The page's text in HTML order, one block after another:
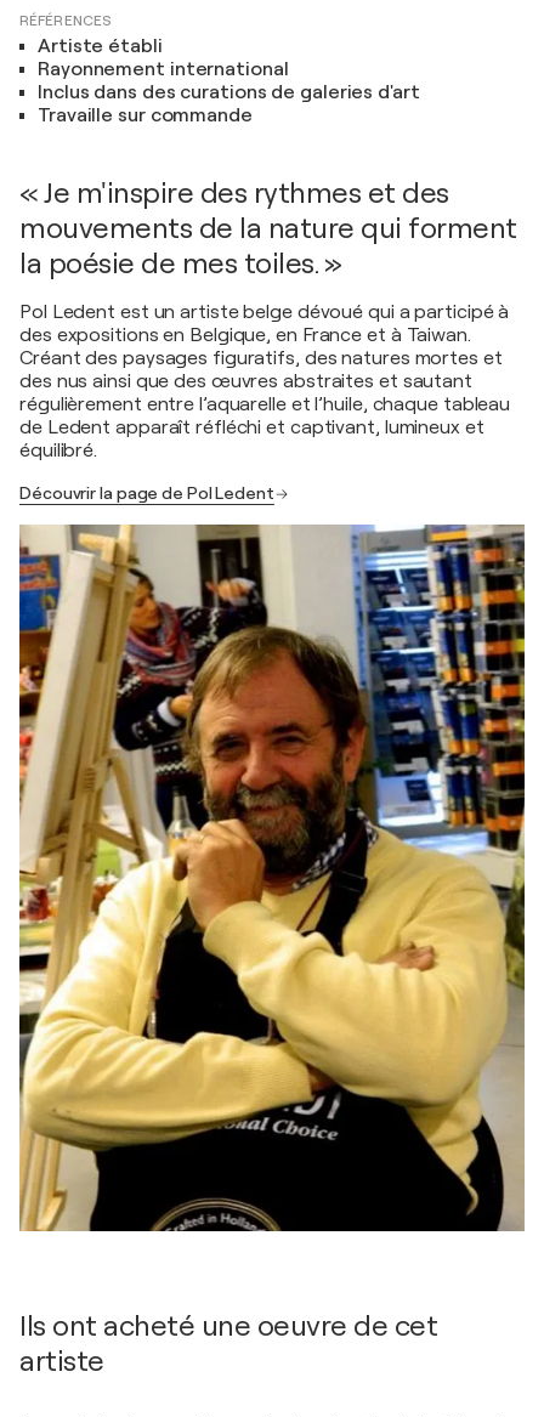
RÉFÉRENCES
Artiste établi
Rayonnement international
Inclus dans des curations de galeries d'art
Travaille sur commande
« Je m'inspire des rythmes et des
mouvements de la nature qui forment
la poésie de mes toiles. »
Pol Ledent est un artiste belge dévoué qui a participé à
des expositions en Belgique, en France et à Taiwan.
Créant des paysages figuratifs, des natures mortes et
des nus ainsi que des œuvres abstraites et sautant
régulièrement entre l’aquarelle et l’huile, chaque tableau
de Ledent apparaît réfléchi et captivant, lumineux et
équilibré.
Découvrir la page de Pol Ledent
Ils ont acheté une oeuvre de cet
artiste